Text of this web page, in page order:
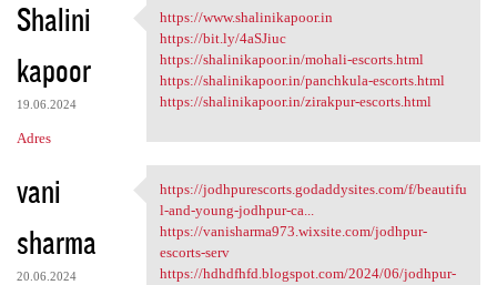
Shalini
kapoor
19.06.2024
Adres
https://www.shalinikapoor.in
https://www.shalinikapoor.in
https://bit.ly/4aSJiuc
https://shalinikapoor.in/mohali-escorts.html
https://shalinikapoor.in/panchkula-escorts.html
https://shalinikapoor.in/zirakpur-escorts.html
vani
sharma
20.06.2024
https://jodhpurescorts
https://jodhpurescorts.godaddysites.com/f/beautifu
l-and-young-jodhpur-ca...
https://vanisharma973.wixsite.com/jodhpur-
escorts-serv
https://hdhdfhfd.blogspot.com/2024/06/jodhpur-